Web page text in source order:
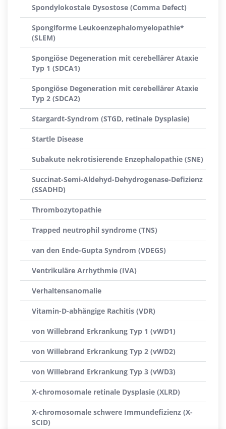
Spondylokostale Dysostose (Comma Defect)
Spongiforme Leukoenzephalomyelopathie*
(SLEM)
Spongiöse Degeneration mit cerebellärer Ataxie
Typ 1 (SDCA1)
Spongiöse Degeneration mit cerebellärer Ataxie
Typ 2 (SDCA2)
Stargardt-Syndrom (STGD, retinale Dysplasie)
Startle Disease
Subakute nekrotisierende Enzephalopathie (SNE)
Succinat-Semi-Aldehyd-Dehydrogenase-Defizienz
(SSADHD)
Thrombozytopathie
Trapped neutrophil syndrome (TNS)
van den Ende-Gupta Syndrom (VDEGS)
Ventrikuläre Arrhythmie (IVA)
Verhaltensanomalie
Vitamin-D-abhängige Rachitis (VDR)
von Willebrand Erkrankung Typ 1 (vWD1)
von Willebrand Erkrankung Typ 2 (vWD2)
von Willebrand Erkrankung Typ 3 (vWD3)
X-chromosomale retinale Dysplasie (XLRD)
X-chromosomale schwere Immundefizienz (X-
SCID)